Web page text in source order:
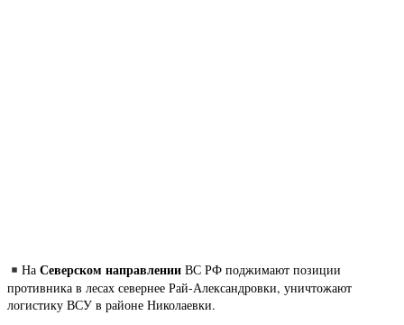
НаСеверском направлении ВС РФ поджимают позиции
противника в лесах севернее Рай-Александровки, уничтожают
логистику ВСУ в районе Николаевки.